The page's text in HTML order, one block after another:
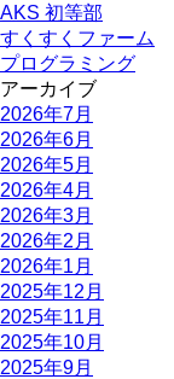
AKS 初等部
すくすくファーム
プログラミング
アーカイブ
2026年7月
2026年6月
2026年5月
2026年4月
2026年3月
2026年2月
2026年1月
2025年12月
2025年11月
2025年10月
2025年9月